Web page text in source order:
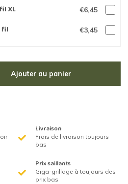
XL €6,45
fil €3,45
Ajouter au panier
Livraison
Frais de livraison toujours
bas
Prix saillants
Giga-grillage à toujours des
prix bas